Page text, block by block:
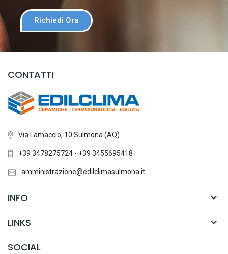
Richiedi Ora
CONTATTI
Via Lamaccio, 10 Sulmona (AQ)
+39 3478275724 - +39 3455695418
amministrazione@edilclimasulmona.it
INFO 
LINKS 
SOCIAL